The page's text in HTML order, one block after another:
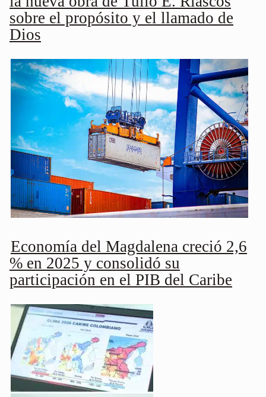
sobre el propósito y el llamado de
Dios
Economía del Magdalena creció 2,6
% en 2025 y consolidó su
participación en el PIB del Caribe